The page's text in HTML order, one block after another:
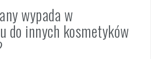
wypada w
do innych kosmetyków